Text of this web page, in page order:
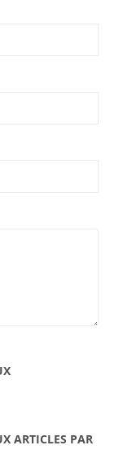
ARTICLES PAR